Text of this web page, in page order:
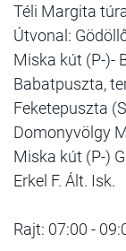
Téli Margita
Útvonal:
Miska kút (P-)-
Babatpuszta,
Feketepuszta
Domonyvölgy
Miska kút (P-)
Erkel F. Ált. Isk.
Rajt: 07:00 -